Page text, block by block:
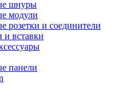
шнуры
модули
розетки и соединители
вставки
панели